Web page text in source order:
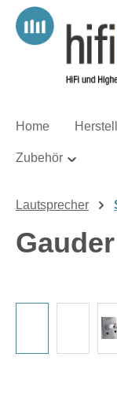
Hauptinhalt
Zur Suche springen
Zur
Home
Zubehör
Lautsprecher
Bildergalerie